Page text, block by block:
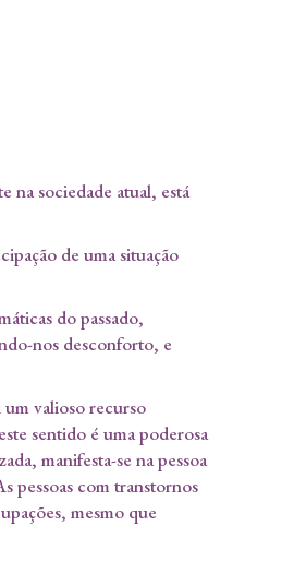
na sociedade atual, está
de uma situação
do passado,
nos desconforto, e
valioso recurso
sentido é uma poderosa
manifesta-se na pessoa
pessoas com transtornos
mesmo que